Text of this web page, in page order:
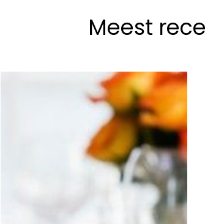
Meest